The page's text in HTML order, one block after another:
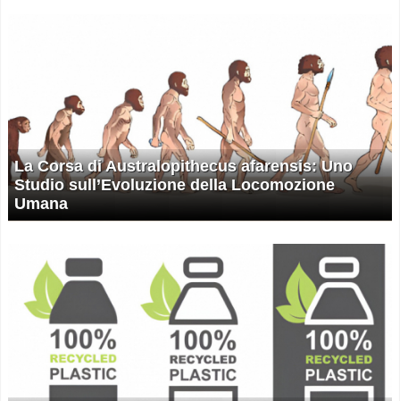
La Corsa di Australopithecus afarensis: Uno
Studio sull’Evoluzione della Locomozione
Umana